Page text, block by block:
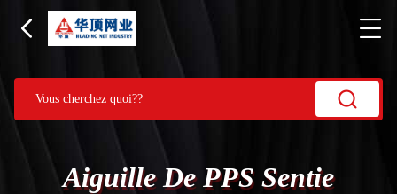
Aiguille De PPS Sentie